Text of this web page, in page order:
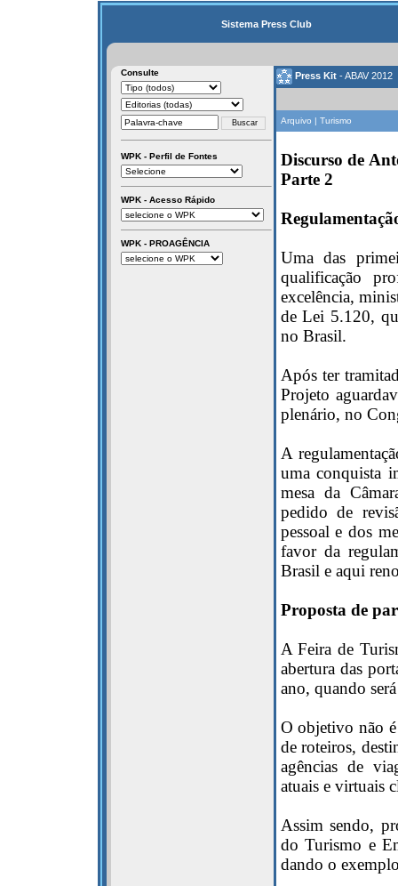
Sistema Press Club
Consulte
WPK - Perfil de Fontes
WPK - Acesso Rápido
WPK - PROAGÊNCIA
Press Kit - ABAV 2012
Arquivo | Turismo
Discurso de
Parte 2
Uma das
qualificação
excelência,
de Lei 5.120,
no Brasil.
Após ter
Projeto
plenário, no
A
uma conquista
mesa da
pedido de
pessoal e dos
favor da
Brasil e aqui
Proposta de
A Feira de
abertura das
ano, quando
O objetivo não
de roteiros,
agências de
atuais e virtuais
Assim sendo,
do Turismo e
dando o